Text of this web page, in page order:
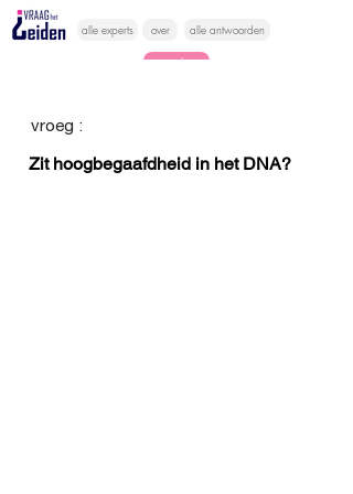
alle experts over alle antwoorden
vragen lessen
vroeg :
Zit hoogbegaafdheid in het DNA?